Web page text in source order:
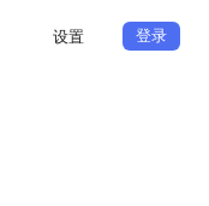
设置 登录